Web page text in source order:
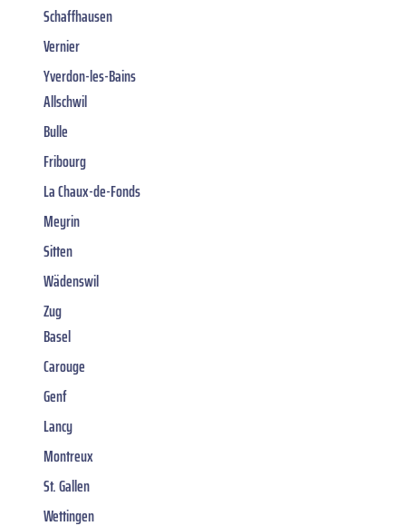
Schaffhausen
Vernier
Yverdon-les-Bains
Allschwil
Bulle
Fribourg
La Chaux-de-Fonds
Meyrin
Sitten
Wädenswil
Zug
Basel
Carouge
Genf
Lancy
Montreux
St. Gallen
Wettingen